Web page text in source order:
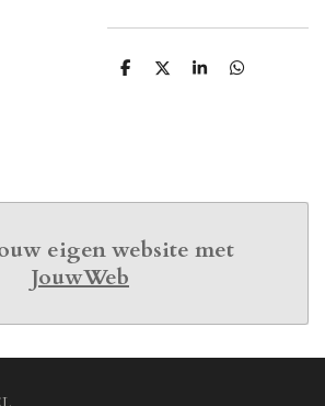
D
D
S
D
eigen website met
JouwWeb